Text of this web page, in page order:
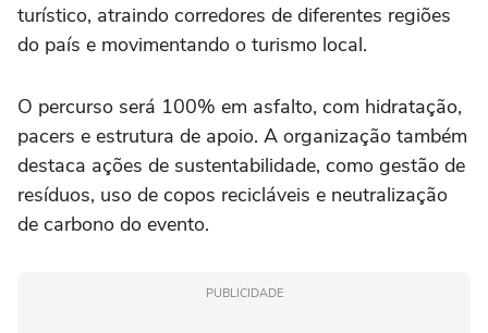
turístico, atraindo corredores de diferentes regiões
do país e movimentando o turismo local.
O percurso será 100% em asfalto, com hidratação,
pacers e estrutura de apoio. A organização também
destaca ações de sustentabilidade, como gestão de
resíduos, uso de copos recicláveis e neutralização
de carbono do evento.
PUBLICIDADE